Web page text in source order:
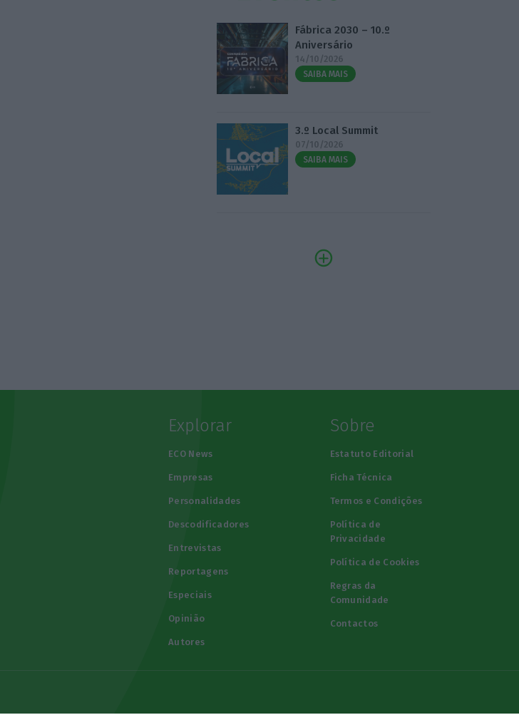
Fábrica 2030 – 10.º
Aniversário
14/10/2026
SAIBA MAIS
3.º Local Summit
07/10/2026
SAIBA MAIS
Explorar
ECO News
Empresas
Personalidades
Descodificadores
Entrevistas
Reportagens
Especiais
Opinião
Autores
Sobre
Estatuto Editorial
Ficha Técnica
Termos e Condições
Política de
Privacidade
Política de Cookies
Regras da
Comunidade
Contactos